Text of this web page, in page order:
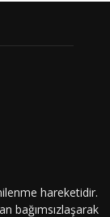
hareketidir.
bağımsızlaşarak